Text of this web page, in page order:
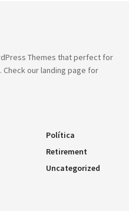
Themes that perfect for
our landing page for
Política
Retirement
Uncategorized